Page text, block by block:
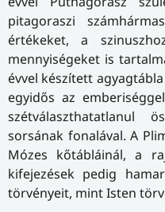
pitagoraszi
értékeket, a
mennyiségeket is
évvel készített
egyidős az
szétválaszthatatlanul
sorsának fonalával. A
Mózes kőtábláinál, a
kifejezések pedig
törvényeit, mint Isten